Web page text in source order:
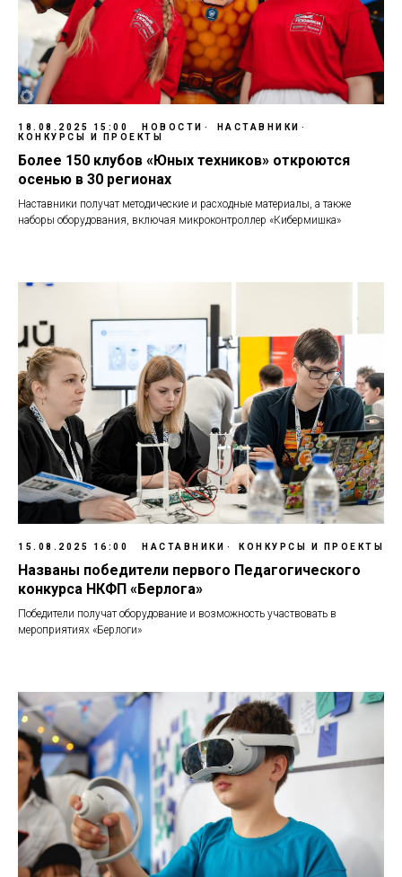
18.08.2025 15:00 НОВОСТИ
НАСТАВНИКИ
КОНКУРСЫ И ПРОЕКТЫ
Более 150 клубов «Юных техников» откроются
осенью в 30 регионах
Наставники получат методические и расходные материалы, а также
наборы оборудования, включая микроконтроллер «Кибермишка»
15.08.2025 16:00 НАСТАВНИКИ КОНКУРСЫ И ПРОЕКТЫ
Названы победители первого Педагогического
конкурса НКФП «Берлога»
Победители получат оборудование и возможность участвовать в
мероприятиях «Берлоги»